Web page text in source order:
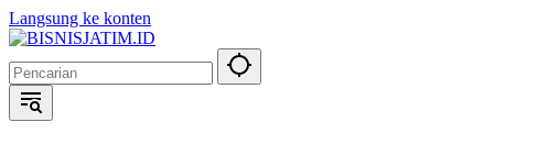
Langsung ke konten